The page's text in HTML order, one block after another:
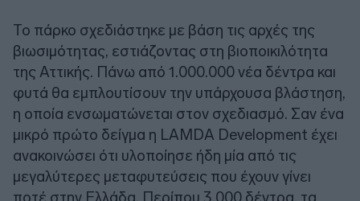
Το πάρκο σχεδιάστηκε με βάση τις αρχές της
βιωσιμότητας, εστιάζοντας στη βιοποικιλότητα
της Αττικής. Πάνω από 1.000.000 νέα δέντρα και
φυτά θα εμπλουτίσουν την υπάρχουσα βλάστηση,
η οποία ενσωματώνεται στον σχεδιασμό. Σαν ένα
μικρό πρώτο δείγμα η LAMDA Development έχει
ανακοινώσει ότι υλοποίησε ήδη μία από τις
μεγαλύτερες μεταφυτεύσεις που έχουν γίνει
ποτέ στην Ελλάδα. Περίπου 3.000 δέντρα, τα